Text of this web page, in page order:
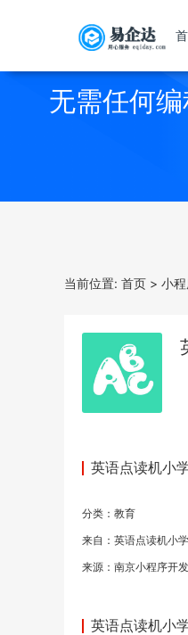
无需任何
当前位置: 首页 > 小
英语点读机小
分类： 教育
来自：英语点读机小
来源： 南京小程序开发
英语点读机小